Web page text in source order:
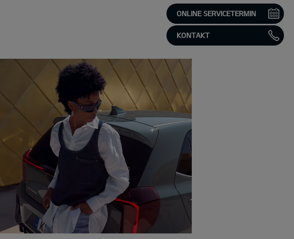
ONLINE SERVICETERMIN
KONTAKT